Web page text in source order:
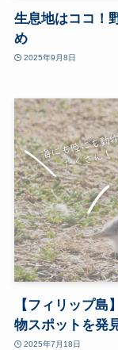
生息地はココ！
め
2025年9月8日
【フィリップ
物スポットを発
2025年7月18日